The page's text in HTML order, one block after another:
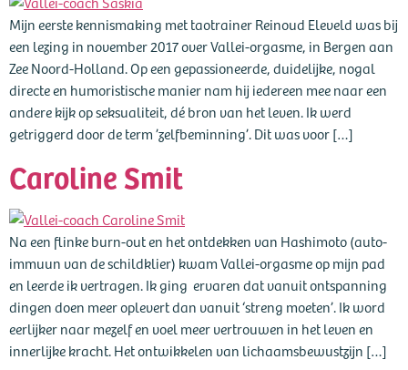
Mijn eerste kennismaking met taotrainer Reinoud Eleveld was bij
een lezing in november 2017 over Vallei-orgasme, in Bergen aan
Zee Noord-Holland. Op een gepassioneerde, duidelijke, nogal
directe en humoristische manier nam hij iedereen mee naar een
andere kijk op seksualiteit, dé bron van het leven. Ik werd
getriggerd door de term ’zelfbeminning’. Dit was voor […]
Caroline Smit
Na een flinke burn-out en het ontdekken van Hashimoto (auto-
immuun van de schildklier) kwam Vallei-orgasme op mijn pad
en leerde ik vertragen. Ik ging ervaren dat vanuit ontspanning
dingen doen meer oplevert dan vanuit ‘streng moeten’. Ik word
eerlijker naar mezelf en voel meer vertrouwen in het leven en
innerlijke kracht. Het ontwikkelen van lichaamsbewustzijn […]